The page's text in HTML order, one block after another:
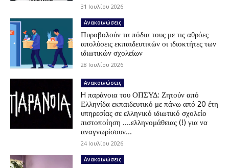
31 Ιουλίου 2026
Ανακοινώσεις
Πυροβολούν τα πόδια τους με τις αθρόες
απολύσεις εκπαιδευτικών οι ιδιοκτήτες των
ιδιωτικών σχολείων
28 Ιουλίου 2026
Ανακοινώσεις
H παράνοια του ΟΠΣΥΔ: Ζητούν από
Ελληνίδα εκπαιδευτικό με πάνω από 20 έτη
υπηρεσίας σε ελληνικό ιδιωτικό σχολείο
πιστοποίηση ….ελληνομάθειας (!) για να
αναγνωρίσουν...
24 Ιουλίου 2026
Ανακοινώσεις